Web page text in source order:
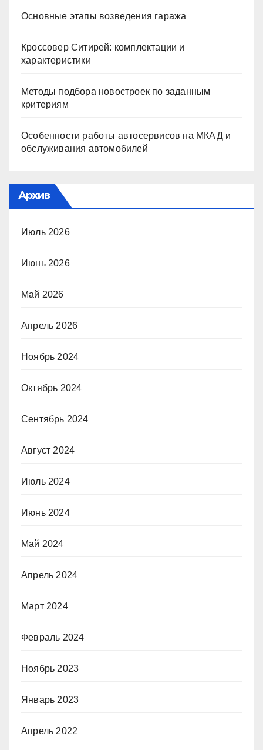
Основные этапы возведения гаража
Кроссовер Ситирей: комплектации и
характеристики
Методы подбора новостроек по заданным
критериям
Особенности работы автосервисов на МКАД и
обслуживания автомобилей
Архив
Июль 2026
Июнь 2026
Май 2026
Апрель 2026
Ноябрь 2024
Октябрь 2024
Сентябрь 2024
Август 2024
Июль 2024
Июнь 2024
Май 2024
Апрель 2024
Март 2024
Февраль 2024
Ноябрь 2023
Январь 2023
Апрель 2022